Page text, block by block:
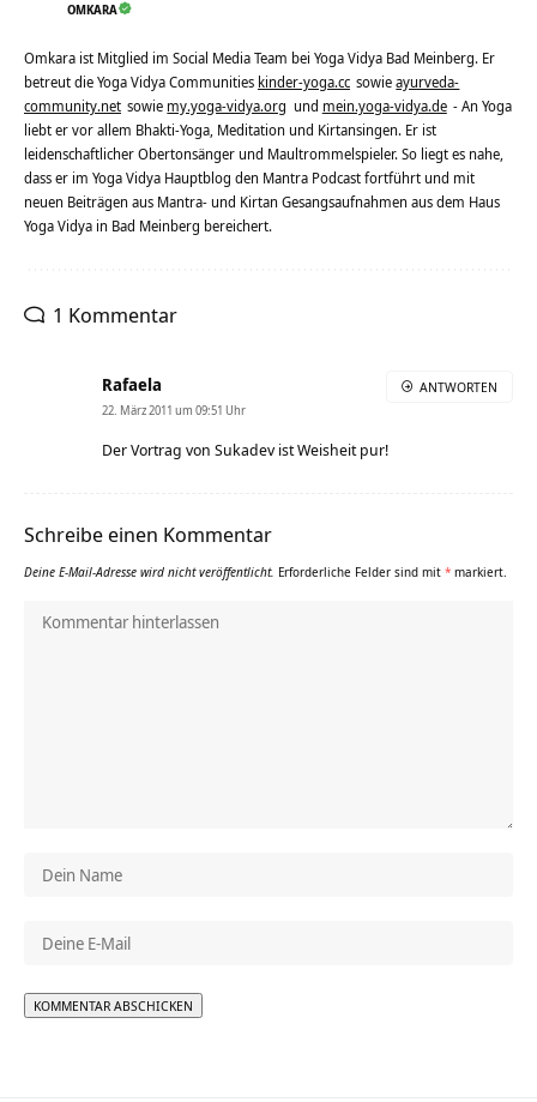
OMKARA
Omkara ist Mitglied im Social Media Team bei Yoga Vidya Bad Meinberg. Er
betreut die Yoga Vidya Communities kinder-yoga.cc sowieayurveda-
community.net sowie my.yoga-vidya.org und mein.yoga-vidya.de - An Yoga
liebt er vor allem Bhakti-Yoga, Meditation und Kirtansingen. Er ist
leidenschaftlicher Obertonsänger und Maultrommelspieler. So liegt es nahe,
dass er im Yoga Vidya Hauptblog den Mantra Podcast fortführt und mit
neuen Beiträgen aus Mantra- und Kirtan Gesangsaufnahmen aus dem Haus
Yoga Vidya in Bad Meinberg bereichert.
1 Kommentar
Rafaela
22. März 2011 um 09:51 Uhr
Der Vortrag von Sukadev ist Weisheit pur!
ANTWORTEN
Schreibe einen Kommentar
Deine E-Mail-Adresse wird nicht veröffentlicht. Erforderliche Felder sind mit * markiert.